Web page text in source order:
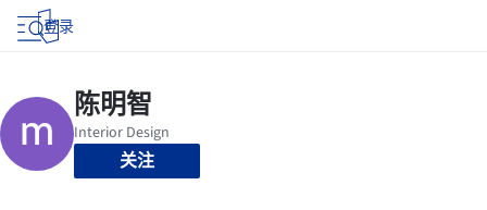
登录
关注